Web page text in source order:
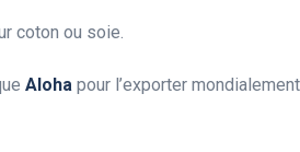
coton ou soie.
Aloha pour l’exporter